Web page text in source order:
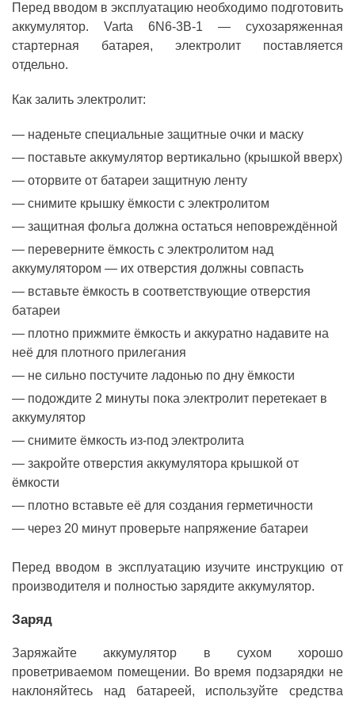
Перед вводом в эксплуатацию необходимо подготовить
аккумулятор. Varta 6N6-3B-1 — сухозаряженная
стартерная батарея, электролит поставляется
отдельно.
Как залить электролит:
наденьте специальные защитные очки и маску
поставьте аккумулятор вертикально (крышкой вверх)
оторвите от батареи защитную ленту
снимите крышку ёмкости с электролитом
защитная фольга должна остаться неповреждённой
переверните ёмкость с электролитом над
аккумулятором — их отверстия должны совпасть
вставьте ёмкость в соответствующие отверстия
батареи
плотно прижмите ёмкость и аккуратно надавите на
неё для плотного прилегания
не сильно постучите ладонью по дну ёмкости
подождите 2 минуты пока электролит перетекает в
аккумулятор
снимите ёмкость из-под электролита
закройте отверстия аккумулятора крышкой от
ёмкости
плотно вставьте её для создания герметичности
через 20 минут проверьте напряжение батареи
Перед вводом в эксплуатацию изучите инструкцию от
производителя и полностью зарядите аккумулятор.
Заряд
Заряжайте аккумулятор в сухом хорошо
проветриваемом помещении. Во время подзарядки не
наклоняйтесь над батареей, используйте средства